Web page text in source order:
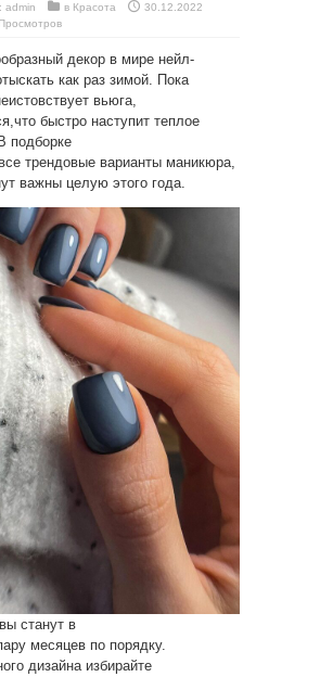
admin в Красота
30.12.2022
декор в мире нейл-
как раз зимой. Пока
вьюга,
быстро наступит теплое
подборке
трендовые варианты маникюра,
важны целую этого года.
станут в
месяцев по порядку.
дизайна избирайте